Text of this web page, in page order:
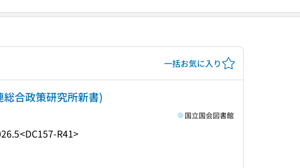
一括お気に入り
合政策研究所新書)
<DC157-R41>
国立国会図書館